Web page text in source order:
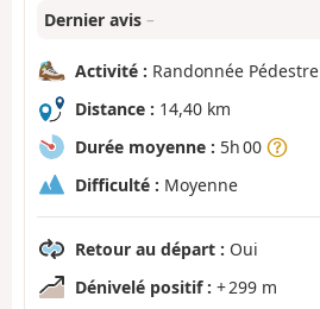
Dernier avis –
Activité : Randonnée Pédestre
Distance : 14,40 km
Durée moyenne : 5h 00
Difficulté : Moyenne
Retour au départ : Oui
Dénivelé positif : + 299 m